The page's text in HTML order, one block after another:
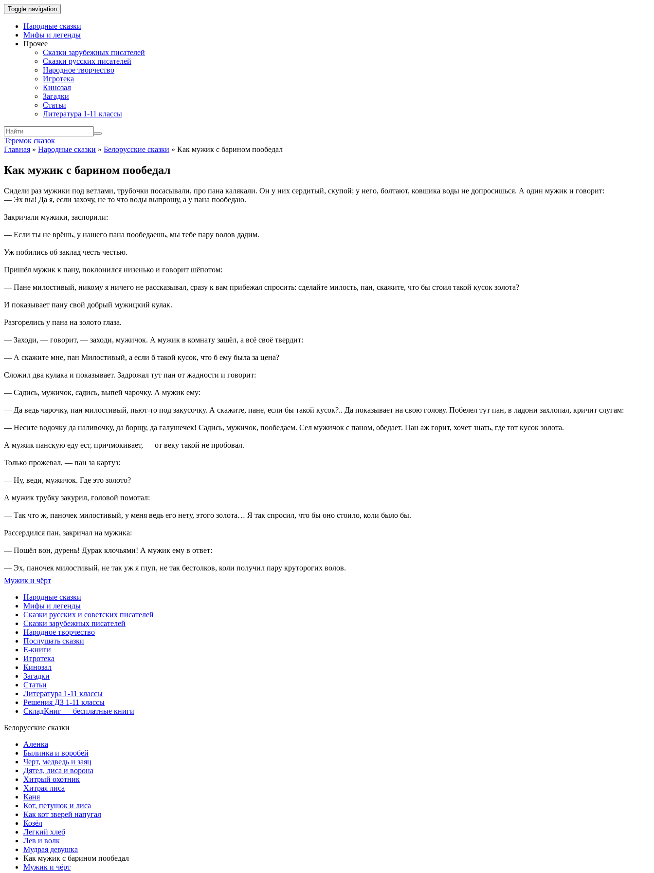
Toggle navigation
Народные сказки
Мифы и легенды
Прочее
Сказки зарубежных писателей
Сказки русских писателей
Народное творчество
Игротека
Кинозал
Загадки
Статьи
Литература 1-11 классы
Теремок сказок
Главная » Народные сказки » Белорусские сказки » Как мужик с барином пообедал
Как мужик с барином пообедал
Сидели раз мужики под ветлами, трубочки посасывали, про пана калякали. Он у них сердитый, скупой; у него, болтают, ковшика воды не допросишься. А один мужик и говорит:
— Эх вы! Да я, если захочу, не то что воды выпрошу, а у пана пообедаю.
Закричали мужики, заспорили:
— Если ты не врёшь, у нашего пана пообедаешь, мы тебе пару волов дадим.
Уж побились об заклад честь честью.
Пришёл мужик к пану, поклонился низенько и говорит шёпотом:
— Пане милостивый, никому я ничего не рассказывал, сразу к вам прибежал спросить: сделайте милость, пан, скажите, что бы стоил такой кусок золота?
И показывает пану свой добрый мужицкий кулак.
Разгорелись у пана на золото глаза.
— Заходи, — говорит, — заходи, мужичок. А мужик в комнату зашёл, а всё своё твердит:
— А скажите мне, пан Милостивый, а если б такой кусок, что б ему была за цена?
Сложил два кулака и показывает. Задрожал тут пан от жадности и говорит:
— Садись, мужичок, садись, выпей чарочку. А мужик ему:
— Да ведь чарочку, пан милостивый, пьют-то под закусочку. А скажите, пане, если бы такой кусок?.. Да показывает на свою голову. Побелел тут пан, в ладони захлопал, кричит слугам:
— Несите водочку да наливочку, да борщу, да галушечек! Садись, мужичок, пообедаем. Сел мужичок с паном, обедает. Пан аж горит, хочет знать, где тот кусок золота.
А мужик панскую еду ест, причмокивает, — от веку такой не пробовал.
Только прожевал, — пан за картуз:
— Ну, веди, мужичок. Где это золото?
А мужик трубку закурил, головой помотал:
— Так что ж, паночек милостивый, у меня ведь его нету, этого золота… Я так спросил, что бы оно стоило, коли было бы.
Рассердился пан, закричал на мужика:
— Пошёл вон, дурень! Дурак клочьями! А мужик ему в ответ:
— Эх, паночек милостивый, не так уж я глуп, не так бестолков, коли получил пару круторогих волов.
Мужик и чёрт
Народные сказки
Мифы и легенды
Сказки русских и советских писателей
Сказки зарубежных писателей
Народное творчество
Послушать сказки
Е-книги
Игротека
Кинозал
Загадки
Статьи
Литература 1-11 классы
Решения ДЗ 1-11 классы
СкладКниг — бесплатные книги
Белорусские сказки
Аленка
Былинка и воробей
Черт, медведь и заяц
Дятел, лиса и ворона
Хитрый охотник
Хитрая лиса
Каня
Кот, петушок и лиса
Как кот зверей напугал
Козёл
Легкий хлеб
Лев и волк
Мудрая девушка
Как мужик с барином пообедал
Мужик и чёрт